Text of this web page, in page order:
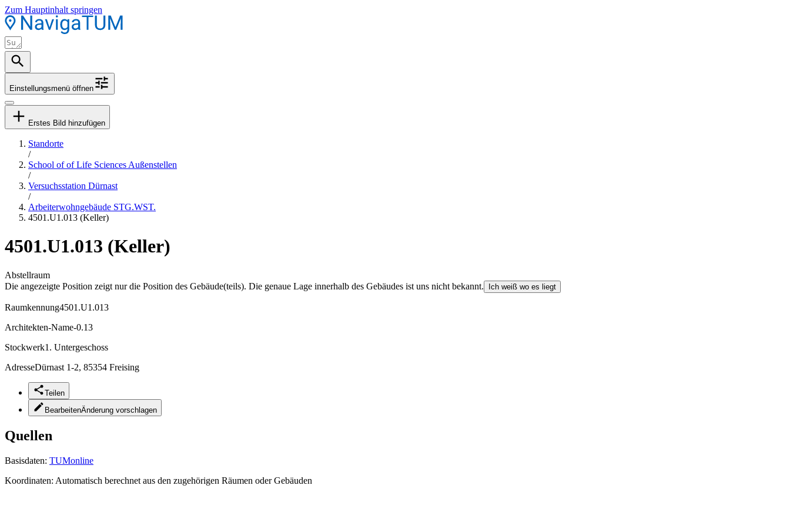
Zum Hauptinhalt springen
Einstellungsmenü öffnen
Erstes Bild hinzufügen
Standorte
/
School of of Life Sciences Außenstellen
/
Versuchsstation Dürnast
/
Arbeiterwohngebäude STG.WST.
4501.U1.013 (Keller)
4501.U1.013 (Keller)
Abstellraum
Die angezeigte Position zeigt nur die Position des Gebäude(teils). Die genaue Lage innerhalb des Gebäudes ist uns nicht bekannt.
Ich weiß wo es liegt
Raumkennung4501.U1.013
Architekten-Name-0.13
Stockwerk1. Untergeschoss
AdresseDürnast 1-2, 85354 Freising
Teilen
BearbeitenÄnderung vorschlagen
Quellen
Basisdaten: TUMonline
Koordinaten: Automatisch berechnet aus den zugehörigen Räumen oder Gebäuden